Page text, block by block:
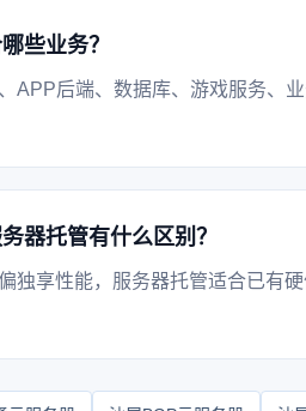
些业务？
APP后端、数据库、游戏服务、
器托管有什么区别？
独享性能，服务器托管适合已有